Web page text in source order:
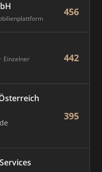
456
Einzelner
442
395